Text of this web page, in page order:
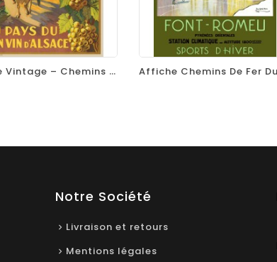
favorite_border equalizer visibility
Affiche Vintage – Chemins De Fer D’Alsace Et De Lorraine – Au Pays Du Bon Vin D’Alsace
favorite_border equalizer visibility
Notre Société
Livraison et retours
Mentions légales